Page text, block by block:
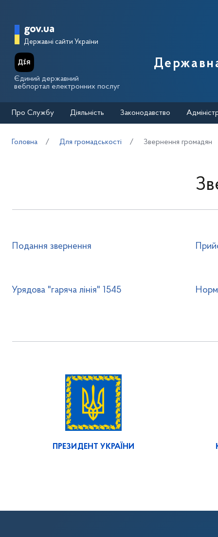
Головна сторінка Державної
gov.ua
Державні сайти України
Єдиний державний
вебпортал електронних послуг
Про Службу Діяльність Законодавство
Головна Для громадськості Звернення громадян
Подання звернення
Урядова "гаряча лінія" 1545
ПРЕЗИДЕНТ УКРАЇНИ